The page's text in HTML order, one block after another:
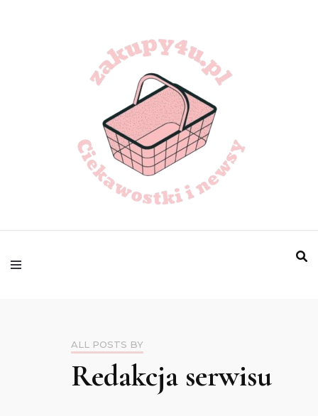
zakupy4u.pl
ALL POSTS BY
Redakcja serwisu